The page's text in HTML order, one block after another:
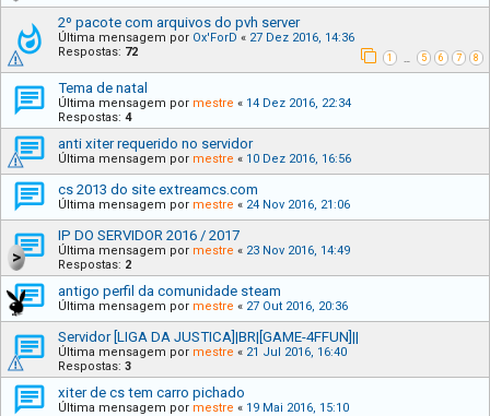
2º pacote com arquivos do pvh server
Última mensagem por Ox'ForD « 27 Dez 2016, 14:36
Respostas: 72 1 5 6 7 8
Tema de natal
Última mensagem por mestre « 14 Dez 2016, 22:34
Respostas: 4
anti xiter requerido no servidor
Última mensagem por mestre « 10 Dez 2016, 16:56
cs 2013 do site extreamcs.com
Última mensagem por mestre « 24 Nov 2016, 21:06
IP DO SERVIDOR 2016 / 2017
Última mensagem por mestre « 23 Nov 2016, 14:49
Respostas: 2
antigo perfil da comunidade steam
Última mensagem por mestre « 27 Out 2016, 20:36
Servidor [LIGA DA JUSTICA]|BR|[GAME-4FFUN]||
Última mensagem por mestre « 21 Jul 2016, 16:40
Respostas: 3
xiter de cs tem carro pichado
Última mensagem por mestre « 19 Mai 2016, 15:10